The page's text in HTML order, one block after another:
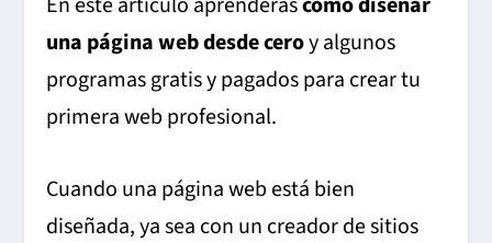
una página web desde ceroy algunos
programas gratis y pagados para crear tu
primera web profesional.
Cuando una página web está bien
diseñada, ya sea con un creador de sitios